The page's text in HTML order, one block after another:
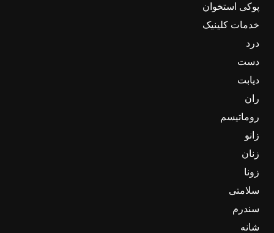
پوکی استخوان
خدمات کلینیک
درد
دست
دیابت
ران
روماتیسم
زانو
زنان
زونا
سلامتی
سندرم
شانه